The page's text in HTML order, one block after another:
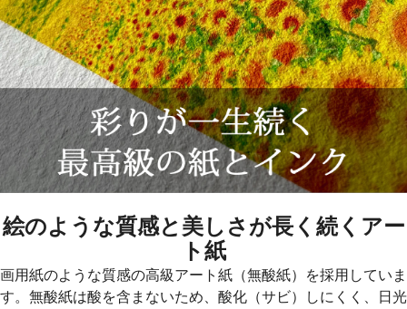
絵のような質感と美しさが長く続くアー
ト紙
画用紙のような質感の高級アート紙（無酸紙）を採用していま
す。無酸紙は酸を含まないため、酸化（サビ）しにくく、日光